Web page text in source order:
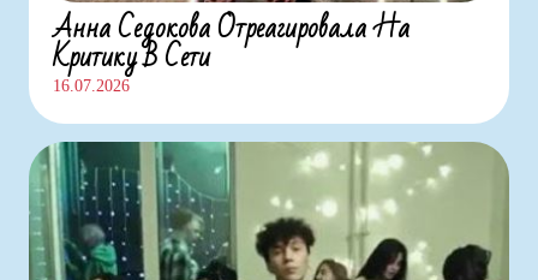
Анна Седокова Отреагировала На
Критику В Сети
16.07.2026